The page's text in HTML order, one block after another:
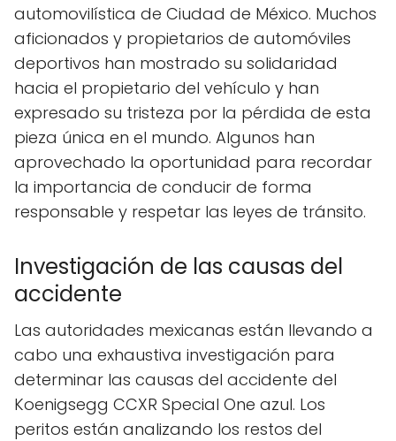
automovilística de Ciudad de México. Muchos
aficionados y propietarios de automóviles
deportivos han mostrado su solidaridad
hacia el propietario del vehículo y han
expresado su tristeza por la pérdida de esta
pieza única en el mundo. Algunos han
aprovechado la oportunidad para recordar
la importancia de conducir de forma
responsable y respetar las leyes de tránsito.
Investigación de las causas del
accidente
Las autoridades mexicanas están llevando a
cabo una exhaustiva investigación para
determinar las causas del accidente del
Koenigsegg CCXR Special One azul. Los
peritos están analizando los restos del